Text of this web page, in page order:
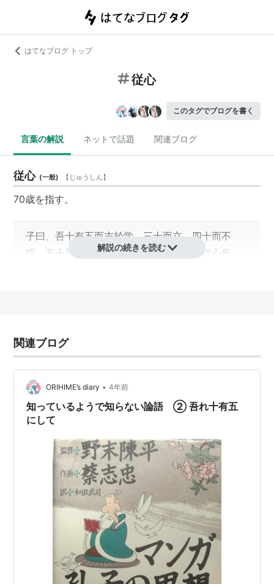
はてなブログ トップ
従心
このタグでブログを書く
言葉の解説 ネットで話題 関連ブログ
従心 (一般) 【 じゅうしん】
70歳を指す。
子曰、吾十有五而志於学。三十而立。四十而不
惑。五十而知天命。六十而耳順。七十而従心所
解説の続きを読む
関連ブログ
ORIHIME’s diary • 4年前
知っているようで知らない論語 ② 吾れ十有五
にして